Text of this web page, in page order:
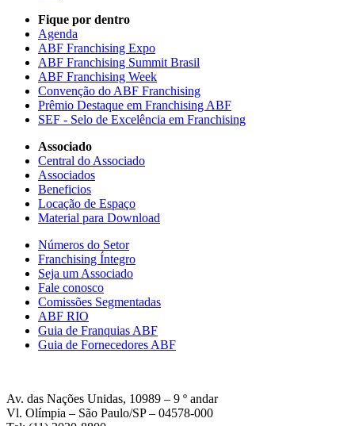
Fique por dentro
Agenda
ABF Franchising Expo
ABF Franchising Summit Brasil
ABF Franchising Week
Convenção do ABF Franchising
Prêmio Destaque em Franchising ABF
SEF - Selo de Excelência em Franchising
Associado
Central do Associado
Associados
Beneficios
Locação de Espaço
Material para Download
Números do Setor
Franchising Íntegro
Seja um Associado
Fale conosco
Comissões Segmentadas
ABF RIO
Guia de Franquias ABF
Guia de Fornecedores ABF
Av. das Nações Unidas, 10989 – 9 º andar
Vl. Olímpia – São Paulo/SP – 04578-000